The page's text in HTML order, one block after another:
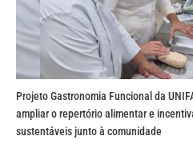
Projeto Gastronomia Funcional da
ampliar o repertório alimentar e
sustentáveis junto à comunidade